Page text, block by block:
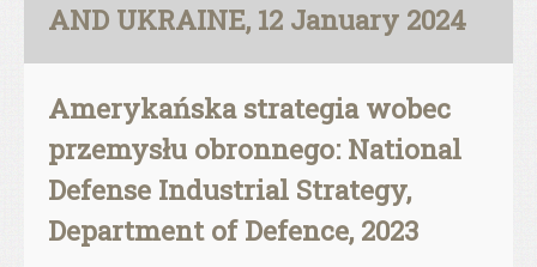
AND UKRAINE, 12 January 2024
Amerykańska strategia wobec
przemysłu obronnego: National
Defense Industrial Strategy,
Department of Defence, 2023